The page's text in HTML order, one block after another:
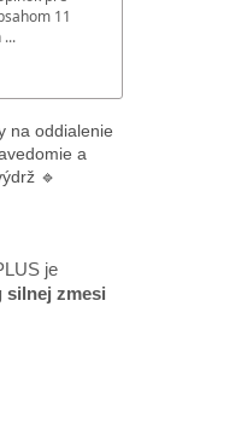
na oddialenie
a
🔹
je
silnej zmesi